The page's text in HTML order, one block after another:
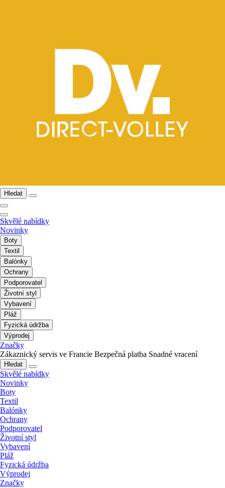
Hledat
Skvělé nabídky
Novinky
Boty
Textil
Balónky
Ochrany
Podporovatel
Životní styl
Vybavení
Pláž
Fyzická údržba
Výprodej
Značky
Zákaznický servis ve Francie Bezpečná platba Snadné vracení
Hledat
Skvělé nabídky
Novinky
Boty
Textil
Balónky
Ochrany
Podporovatel
Životní styl
Vybavení
Pláž
Fyzická údržba
Výprodej
Značky